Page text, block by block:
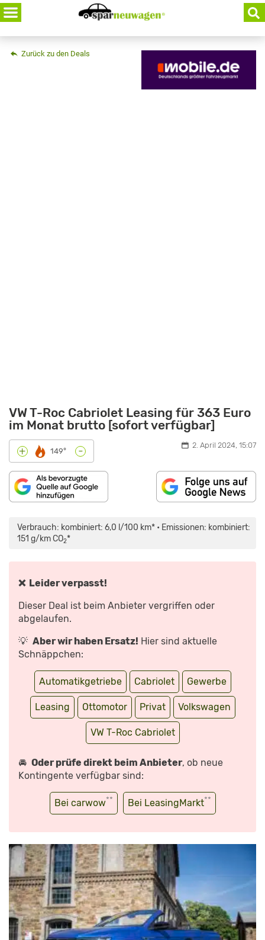
Skip
to
content
Zurück zu den Deals
VW T-Roc Cabriolet Leasing für 363 Euro
im Monat brutto [sofort verfügbar]
+ 149° - 2. April 2024, 15:07
Verbrauch: kombiniert: 6,0 l/100 km* • Emissionen: kombiniert:
151 g/km CO2*
❌ Leider verpasst!
Dieser Deal ist beim Anbieter vergriffen oder
abgelaufen.
💡 Aber wir haben Ersatz! Hier sind aktuelle
Schnäppchen:
Automatikgetriebe Cabriolet Gewerbe
Leasing Ottomotor Privat Volkswagen
VW T-Roc Cabriolet
🚘 Oder prüfe direkt beim Anbieter, ob neue
Kontingente verfügbar sind:
Bei carwow** Bei LeasingMarkt**
ROC
CABRIO
(2020):
INFOS
DEUTSCH“
VON
YOUTUBE
ANZEIGEN